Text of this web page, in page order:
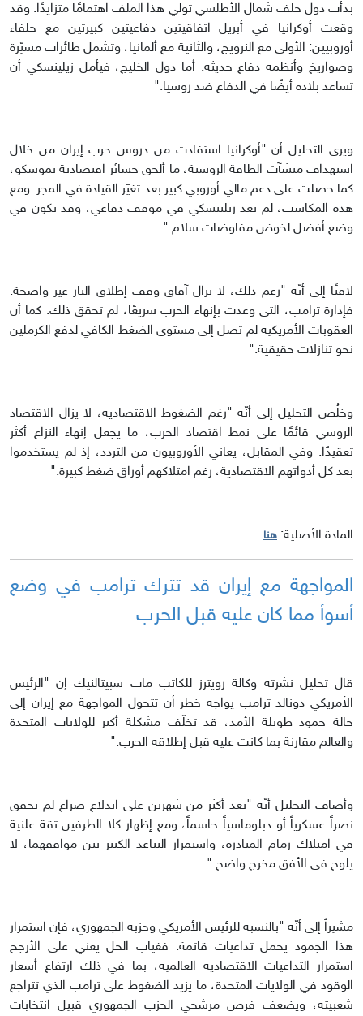
بدأت دول حلف شمال الأطلسي تولي هذا الملف اهتمامًا متزايدًا. وقد
وقعت أوكرانيا في أبريل اتفاقيتين دفاعيتين كبيرتين مع حلفاء
أوروبيين: الأولى مع النرويج، والثانية مع ألمانيا، وتشمل طائرات مسيّرة
وصواريخ وأنظمة دفاع حديثة. أما دول الخليج، فيأمل زيلينسكي أن
تساعد بلاده أيضًا في الدفاع ضد روسيا."
ويرى التحليل أن "أوكرانيا استفادت من دروس حرب إيران من خلال
استهداف منشآت الطاقة الروسية، ما ألحق خسائر اقتصادية بموسكو،
كما حصلت على دعم مالي أوروبي كبير بعد تغيّر القيادة في المجر. ومع
هذه المكاسب، لم يعد زيلينسكي في موقف دفاعي، وقد يكون في
وضع أفضل لخوض مفاوضات سلام."
لافتًا إلى أنّه "رغم ذلك، لا تزال آفاق وقف إطلاق النار غير واضحة.
فإدارة ترامب، التي وعدت بإنهاء الحرب سريعًا، لم تحقق ذلك. كما أن
العقوبات الأمريكية لم تصل إلى مستوى الضغط الكافي لدفع الكرملين
نحو تنازلات حقيقية."
وخلُص التحليل إلى أنّه "رغم الضغوط الاقتصادية، لا يزال الاقتصاد
الروسي قائمًا على نمط اقتصاد الحرب، ما يجعل إنهاء النزاع أكثر
تعقيدًا. وفي المقابل، يعاني الأوروبيون من التردد، إذ لم يستخدموا
بعد كل أدواتهم الاقتصادية، رغم امتلاكهم أوراق ضغط كبيرة."
المادة الأصلية: هنا
المواجهة مع إيران قد تترك ترامب في وضع
أسوأ مما كان عليه قبل الحرب
قال تحليل نشرته وكالة رويترز للكاتب مات سبيتالنيك إن "الرئيس
الأمريكي دونالد ترامب يواجه خطر أن تتحول المواجهة مع إيران إلى
حالة جمود طويلة الأمد، قد تخلّف مشكلة أكبر للولايات المتحدة
والعالم مقارنة بما كانت عليه قبل إطلاقه الحرب."
وأضاف التحليل أنّه "بعد أكثر من شهرين على اندلاع صراع لم يحقق
نصراً عسكرياً أو دبلوماسياً حاسماً، ومع إظهار كلا الطرفين ثقة علنية
في امتلاك زمام المبادرة، واستمرار التباعد الكبير بين مواقفهما، لا
يلوح في الأفق مخرج واضح."
مشيراً إلى أنّه "بالنسبة للرئيس الأمريكي وحزبه الجمهوري، فإن استمرار
هذا الجمود يحمل تداعيات قاتمة. فغياب الحل يعني على الأرجح
استمرار التداعيات الاقتصادية العالمية، بما في ذلك ارتفاع أسعار
الوقود في الولايات المتحدة، ما يزيد الضغوط على ترامب الذي تتراجع
شعبيته، ويضعف فرص مرشحي الحزب الجمهوري قبيل انتخابات